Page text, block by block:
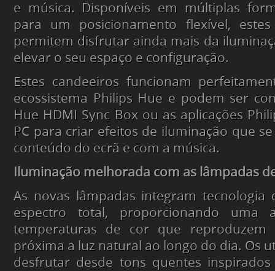
e música. Disponíveis em múltiplas
para um posicionamento flexível,
permitem disfrutar ainda mais da
elevar o seu espaço e configuração.
Estes candeeiros funcionam
ecossistema Philips Hue e podem ser
Hue HDMI Sync Box ou as aplicações
PC para criar efeitos de iluminação que
conteúdo do ecrã e com a música.
Iluminação melhorada com as lâmpadas
As novas lâmpadas integram tecnologia
espectro total, proporcionando uma
temperaturas de cor que
próxima a luz natural ao longo do dia. Os
desfrutar desde tons quentes